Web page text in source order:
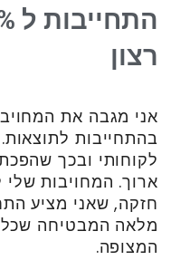
רצון
אני מגבה את
בהתחייבות
לקוחותי ובכך
ארוך. המחויבות
חזקה, שאני מציע
מלאה המבטיחה
המצופה.